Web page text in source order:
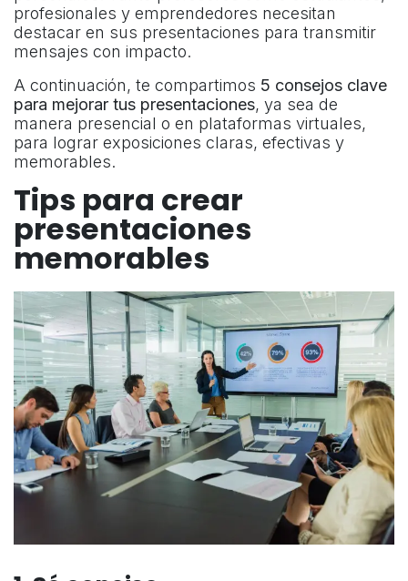
profesionales y emprendedores necesitan
destacar en sus presentaciones para transmitir
mensajes con impacto.
A continuación, te compartimos 5 consejos clave
para mejorar tus presentaciones, ya sea de
manera presencial o en plataformas virtuales,
para lograr exposiciones claras, efectivas y
memorables.
Tips para crear
presentaciones
memorables